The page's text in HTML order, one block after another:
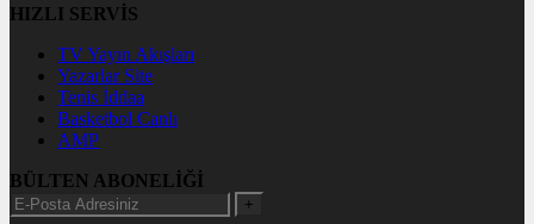
HIZLI SERVİS
TV Yayın Akışları
Yazarlar Site
Tenis İddaa
Basketbol Canlı
AMP
BÜLTEN ABONELİĞİ
+